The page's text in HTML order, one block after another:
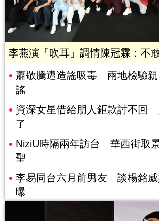
李燕演「吹耳」調情陳冠霖：不
蕭敬騰遭造謠吸毒 兩地檢驗親
謠
資深女星借給朋人鉅款討不回
了
NiziU時隔兩年訪台 華西街取
聖
李易同台六月前男友 談楊銘
曝